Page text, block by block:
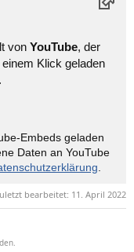
von YouTube, der
Klick geladen
Embeds geladen
Daten an YouTube
bearbeitet: 11. April 2022